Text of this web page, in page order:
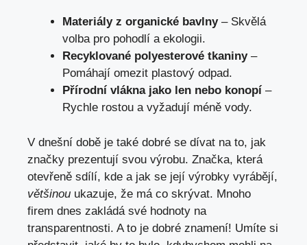
Materiály z organické bavlny– Skvělá
volba pro pohodlí a ekologii.
Recyklované polyesterové tkaniny–
Pomáhají omezit plastový odpad.
Přírodní vlákna jako len nebo konopí –
Rychle rostou a vyžadují méně vody.
V dnešní době je také dobré se dívat na to, jak
značky prezentují svou výrobu. Značka, která
otevřeně sdílí, kde a jak se její výrobky vyrábějí,
většinou ukazuje, že má co skrývat. Mnoho
firem dnes zakládá své hodnoty na
transparentnosti. A to je dobré znamení! Umíte si